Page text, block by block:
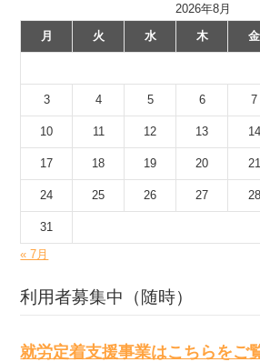
2026年8月
月
火 水 木 金
3 4 5 6 7
10 11 12 13 14
17 18 19 20 21
24 25 26 27 28
31
« 7月
利用者募集中（随時）
就労定着支援事業はこちらをご